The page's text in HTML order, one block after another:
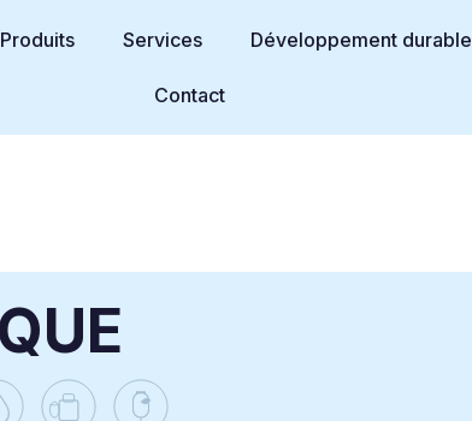
Produits Services Développement durable
Contact